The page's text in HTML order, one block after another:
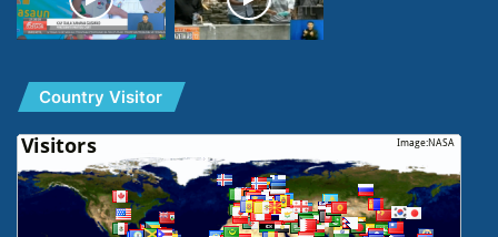
Country Visitor